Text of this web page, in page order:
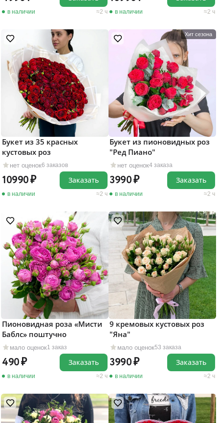
в наличии 2 ч в наличии 2 ч
нет оценок6 заказов
Букет из 35 красных
кустовых роз
10990
в наличии 2 ч
Заказать
Хит сезона
нет оценок4 заказа
Букет из пионовидных роз
"Ред Пиано"
3990
в наличии 2 ч
Заказать
мало оценок1 заказ
Пионовидная роза «Мисти
Баблс» поштучно
490
в наличии 2 ч
Заказать
мало оценок53 заказа
9 кремовых кустовых роз
"Яна"
3990
в наличии 2 ч
Заказать